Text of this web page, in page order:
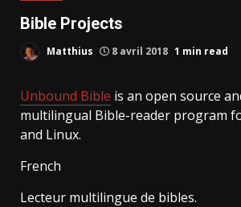
Bible Projects
Matthius 8 avril 2018 1 min read
Unbound Bible is an open source
multilingual Bible-reader program
and Linux.
French
Lecteur multilingue de bibles.